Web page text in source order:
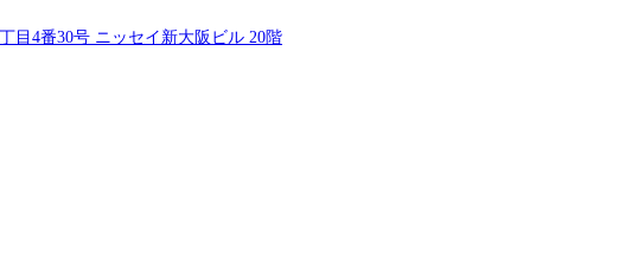
用とスマートFAの本格的な普及に向け、最先端の知識と技術はもちろんのこ
(弊社社内)が中心ですが、お客様先常駐であったとしても弊社社員がいる既存チ
にも積極的に取り組んでいます。 ●主要なお客様先 FA機器メーカー、半導体
内 ※職務内容変更の可能性:有 ※変更の範囲:会社の定める業務 担当プロジェク
しては、プロジェクトの見積もりや開発計画の作成、進捗管理、課題/リスク管
目4番30号 ニッセイ新大阪ビル 20階